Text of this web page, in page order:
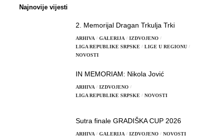
Najnovije vijesti
2. Memorijal Dragan Trkulja Trki
ARHIVA GALERIJA
IZDVOJENO
LIGA REPUBLIKE SRPSKE
LIGE U REGIONU
NOVOSTI
IN MEMORIAM: Nikola Jović
ARHIVA
IZDVOJENO
LIGA REPUBLIKE SRPSKE
NOVOSTI
Sutra finale GRADIŠKA CUP 2026
ARHIVA GALERIJA IZDVOJENO NOVOSTI